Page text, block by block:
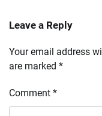
Leave a Reply
Your email address
are marked *
Comment *